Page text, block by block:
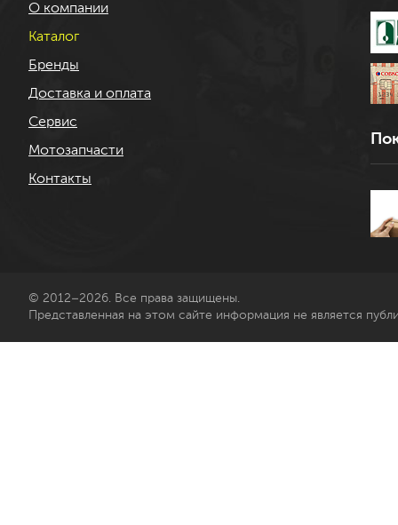
О компании
Каталог
Бренды
Доставка и оплата
Сервис
Мотозапчасти
Контакты
© 2012–2026. Все права защищены.
Представленная на этом сайте информация не является